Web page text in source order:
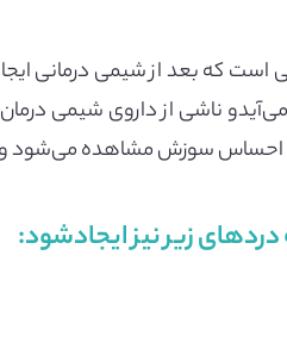
که بعد از شیمی درمانی
ناشی از داروی شیمی
و احساس سوزش مشاهده
زیر نیز ایجادشود: